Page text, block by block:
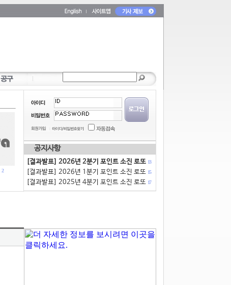
2
공지사항
[결과발표] 2026년 2분기 포인트 소진 로또 13
[결과발표] 2026년 1분기 포인트 소진 로또 15
[결과발표] 2025년 4분기 포인트 소진 로또 17